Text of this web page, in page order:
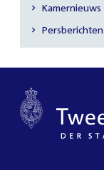
Secundaire
navigatie
Kamernieuws
Persberichten